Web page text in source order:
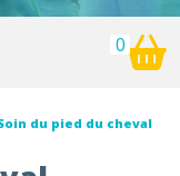
0
du pied du cheval